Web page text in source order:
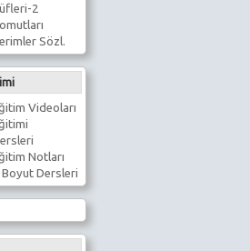
2
Sözl.
Videoları
Notları
Dersleri